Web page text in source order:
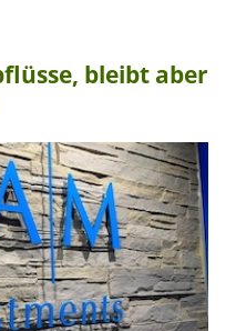
bleibt aber